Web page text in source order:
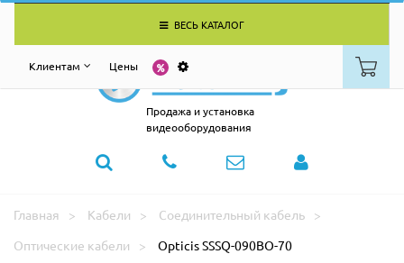
ВЕСЬ КАТАЛОГ
Клиентам Цены
Продажа и установка
видеооборудования
Главная Кабели
Соединительный кабель
Оптические кабели
Opticis SSSQ-090BO-70